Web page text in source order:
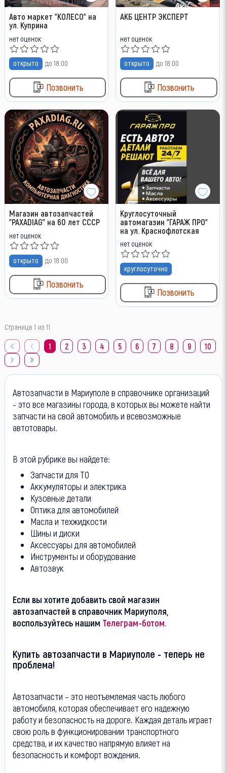
Авто маркет "КОЛЕСО" на
ул. Куприна
нет оценок
открыто до 18:00
Позвонить
АКБ ЦЕНТР ЭКСПЕРТ
нет оценок
открыто до 18:00
Позвонить
Магазин автозапчастей
"PAXADIAG" на 60 лет СССР
нет оценок
открыто до 18:00
Позвонить
Круглосуточный
автомагазин "ГАРАЖ ПРО"
на ул. Краснофлотская
нет оценок
круглосуточно
Позвонить
Страница 1 из 11
1 2 3 4 5 6 7 8 9 10
Автозапчасти в Мариуполе в справочнике организаций
- это все магазины города, в которых вы можете найти
запчасти на свой автомобиль и всевозможные
автотовары.
В этой рубрике вы найдете:
Запчасти для ТО
Аккумуляторы и электрика
Кузовные детали
Оптика для автомобилей
Масла и техжидкости
Шины и диски
Аксессуары для автомобилей
Инструменты и оборудование
Автозвук
Если вы хотите добавить свой магазин
автозапчастей в справочник Мариуполя,
воспользуйтесь нашим Телеграм-ботом.
Купить автозапчасти в Мариуполе - теперь не
проблема!
Автозапчасти – это неотъемлемая часть любого
автомобиля, которая обеспечивает его надежную
работу и безопасность на дороге. Каждая деталь играет
свою роль в функционировании транспортного
средства, и их качество напрямую влияет на
безопасность и комфорт вождения.